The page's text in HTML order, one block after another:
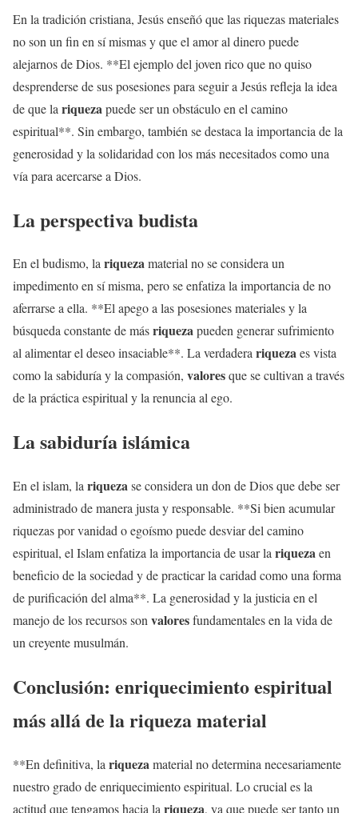
En la tradición cristiana, Jesús enseñó que las riquezas materiales
no son un fin en sí mismas y que el amor al dinero puede
alejarnos de Dios. **El ejemplo del joven rico que no quiso
desprenderse de sus posesiones para seguir a Jesús refleja la idea
de que la riquezapuede ser un obstáculo en el camino
espiritual**. Sin embargo, también se destaca la importancia de la
generosidad y la solidaridad con los más necesitados como una
vía para acercarse a Dios.
La perspectiva budista
En el budismo, lariquezamaterial no se considera un
impedimento en sí misma, pero se enfatiza la importancia de no
aferrarse a ella. **El apego a las posesiones materiales y la
búsqueda constante de másriquezapueden generar sufrimiento
al alimentar el deseo insaciable**. La verdaderariquezaes vista
como la sabiduría y la compasión, valoresque se cultivan a través
de la práctica espiritual y la renuncia al ego.
La sabiduría islámica
En el islam, lariquezase considera un don de Dios que debe ser
administrado de manera justa y responsable. **Si bien acumular
riquezas por vanidad o egoísmo puede desviar del camino
espiritual, el Islam enfatiza la importancia de usar lariquezaen
beneficio de la sociedad y de practicar la caridad como una forma
de purificación del alma**. La generosidad y la justicia en el
manejo de los recursos sonvaloresfundamentales en la vida de
un creyente musulmán.
Conclusión: enriquecimiento espiritual
más allá de lariquezamaterial
**En definitiva, la riquezamaterial no determina necesariamente
nuestro grado de enriquecimiento espiritual. Lo crucial es la
actitud que tengamos hacia la riqueza, ya que puede ser tanto un